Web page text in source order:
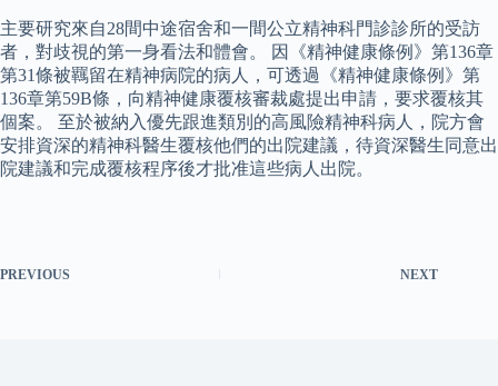
主要研究來自28間中途宿舍和一間公立精神科門診診所的受訪
者，對歧視的第一身看法和體會。 因《精神健康條例》第136章
第31條被羈留在精神病院的病人，可透過《精神健康條例》第
136章第59B條，向精神健康覆核審裁處提出申請，要求覆核其
個案。 至於被納入優先跟進類別的高風險精神科病人，院方會
安排資深的精神科醫生覆核他們的出院建議，待資深醫生同意出
院建議和完成覆核程序後才批准這些病人出院。
PREVIOUS NEXT